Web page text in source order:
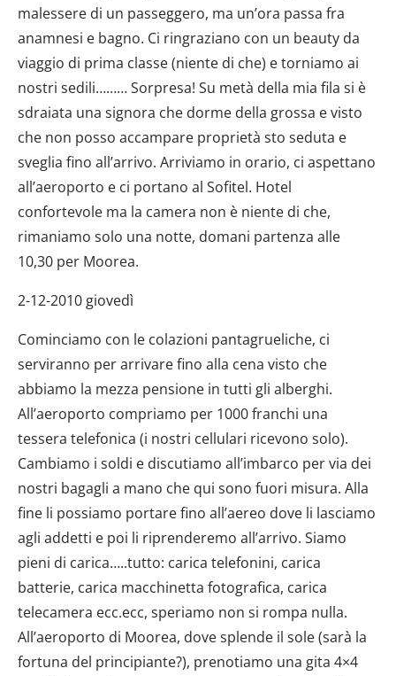
malessere di un passeggero, ma un’ora passa fra
anamnesi e bagno. Ci ringraziano con un beauty da
viaggio di prima classe (niente di che) e torniamo ai
nostri sedili……… Sorpresa! Su metà della mia fila si è
sdraiata una signora che dorme della grossa e visto
che non posso accampare proprietà sto seduta e
sveglia fino all’arrivo. Arriviamo in orario, ci aspettano
all’aeroporto e ci portano al Sofitel. Hotel
confortevole ma la camera non è niente di che,
rimaniamo solo una notte, domani partenza alle
10,30 per Moorea.
2-12-2010 giovedì
Cominciamo con le colazioni pantagrueliche, ci
serviranno per arrivare fino alla cena visto che
abbiamo la mezza pensione in tutti gli alberghi.
All’aeroporto compriamo per 1000 franchi una
tessera telefonica (i nostri cellulari ricevono solo).
Cambiamo i soldi e discutiamo all’imbarco per via dei
nostri bagagli a mano che qui sono fuori misura. Alla
fine li possiamo portare fino all’aereo dove li lasciamo
agli addetti e poi li riprenderemo all’arrivo. Siamo
pieni di carica…..tutto: carica telefonini, carica
batterie, carica macchinetta fotografica, carica
telecamera ecc.ecc, speriamo non si rompa nulla.
All’aeroporto di Moorea, dove splende il sole (sarà la
fortuna del principiante?), prenotiamo una gita 4×4